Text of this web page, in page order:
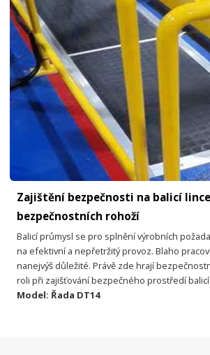
Zajištění bezpečnosti na balicí
bezpečnostních rohoží
Balicí průmysl se pro splnění výrobních
na efektivní a nepřetržitý provoz. Blaho
nanejvýš důležité. Právě zde hrají
roli při zajišťování bezpečného prostředí balicí
Model: Řada DT14